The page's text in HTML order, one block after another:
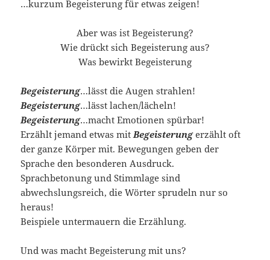
…kurzum Begeisterung für etwas zeigen!
Aber was ist Begeisterung?
Wie drückt sich Begeisterung aus?
Was bewirkt Begeisterung
Begeisterung…lässt die Augen strahlen!
Begeisterung…lässt lachen/lächeln!
Begeisterung…macht Emotionen spürbar!
Erzählt jemand etwas mit Begeisterungerzählt oft
der ganze Körper mit. Bewegungen geben der
Sprache den besonderen Ausdruck.
Sprachbetonung und Stimmlage sind
abwechslungsreich, die Wörter sprudeln nur so
heraus!
Beispiele untermauern die Erzählung.
Und was macht Begeisterung mit uns?